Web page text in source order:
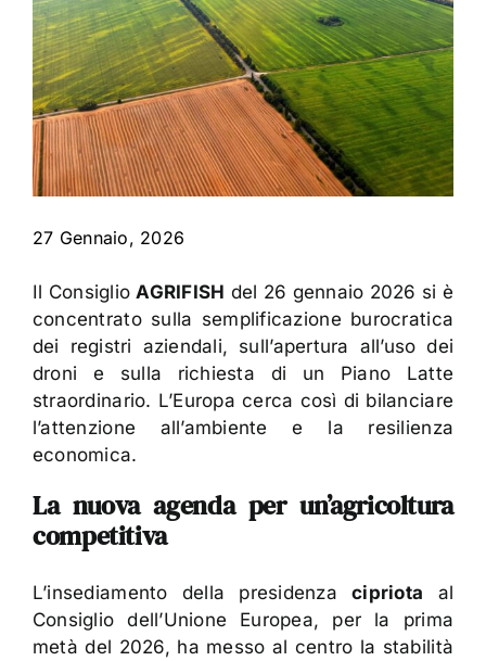
27 Gennaio, 2026
Il Consiglio AGRIFISH del 26 gennaio 2026 si è
concentrato sulla semplificazione burocratica
dei registri aziendali, sull’apertura all’uso dei
droni e sulla richiesta di un Piano Latte
straordinario. L’Europa cerca così di bilanciare
l’attenzione all’ambiente e la resilienza
economica.
La nuova agenda per un’agricoltura
competitiva
L’insediamento della presidenzacipriota al
Consiglio dell’Unione Europea, per la prima
metà del 2026, ha messo al centro la stabilità